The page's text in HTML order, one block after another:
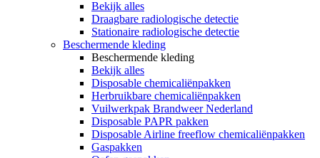
Bekijk alles
Draagbare radiologische detectie
Stationaire radiologische detectie
Beschermende kleding
Beschermende kleding
Bekijk alles
Disposable chemicaliënpakken
Herbruikbare chemicaliënpakken
Vuilwerkpak Brandweer Nederland
Disposable PAPR pakken
Disposable Airline freeflow chemicaliënpakken
Gaspakken